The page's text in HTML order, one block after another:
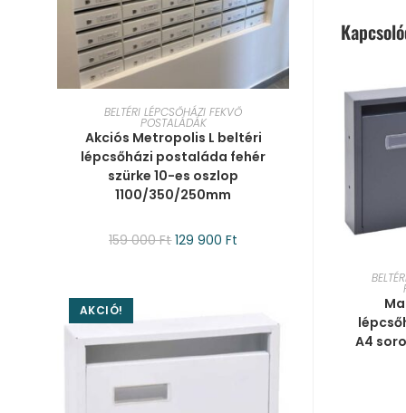
A4
KOSÁRBA TESZEM
BELTÉRI LÉPCSŐHÁZI FEKVŐ
POSTALÁDÁK
Akciós Metropolis L beltéri
lépcsőházi postaláda fehér
szürke 10-es oszlop
1100/350/250mm
159 000Ft 129 900Ft
AKCIÓ!